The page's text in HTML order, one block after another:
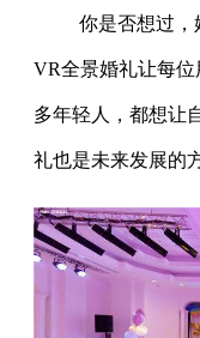
你是否想过，
VR全景婚礼让每
多年轻人，都想让
礼也是未来发展的